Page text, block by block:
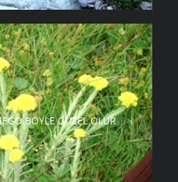
BÖYLE GÜZEL OLUR